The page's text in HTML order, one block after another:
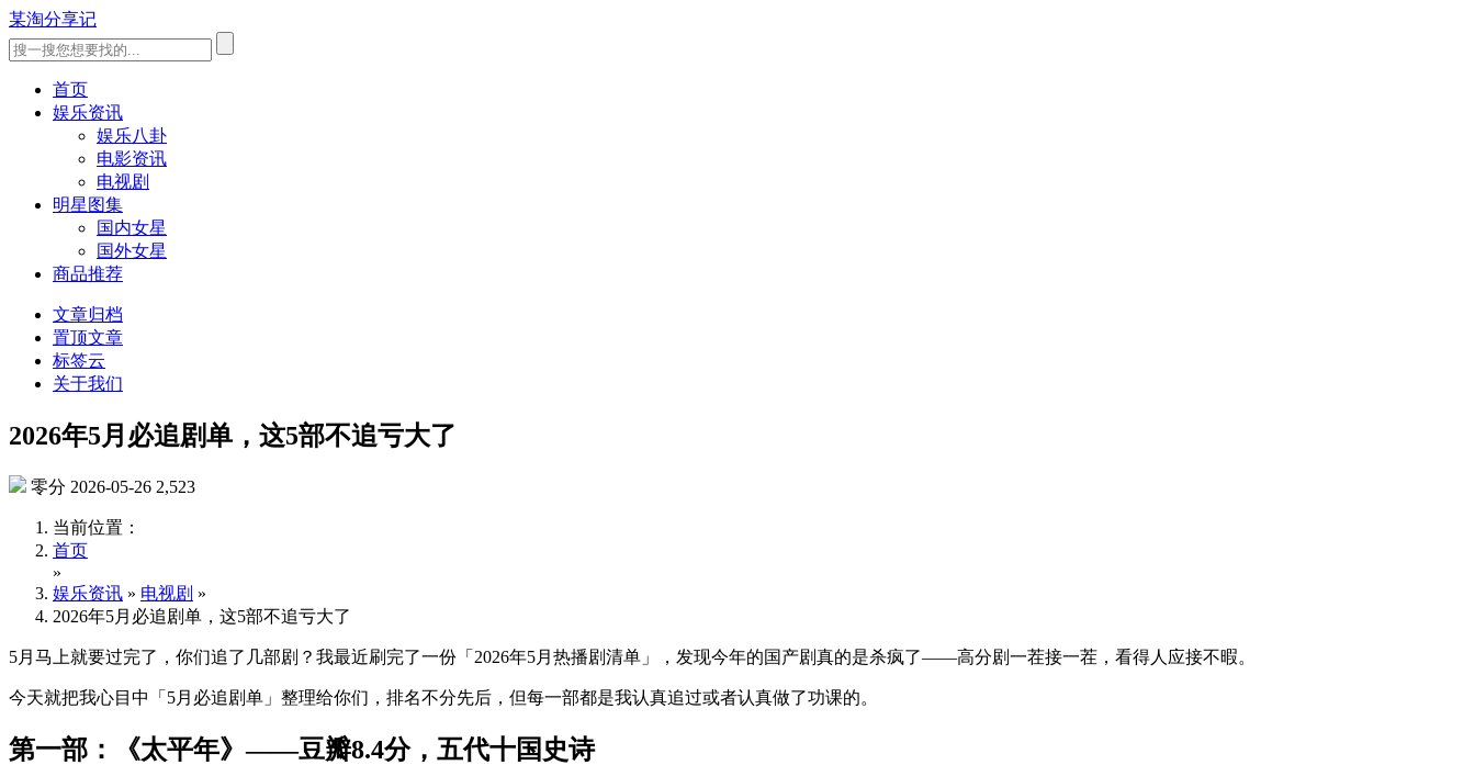
某淘分享记
首页
娱乐资讯
娱乐八卦
电影资讯
电视剧
明星图集
国内女星
国外女星
商品推荐
文章归档
置顶文章
标签云
关于我们
2026年5月必追剧单，这5部不追亏大了
零分 2026-05-26 2,523
当前位置：
首页
»
娱乐资讯 » 电视剧 »
2026年5月必追剧单，这5部不追亏大了
5月马上就要过完了，你们追了几部剧？我最近刷完了一份「2026年5月热播剧清单」，发现今年的国产剧真的是杀疯了——高分剧一茬接一茬，看得人应接不暇。
今天就把我心目中「5月必追剧单」整理给你们，排名不分先后，但每一部都是我认真追过或者认真做了功课的。
第一部：《太平年》——豆瓣8.4分，五代十国史诗